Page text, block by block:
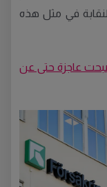
في مثل هذه
عاجزة حتى عن